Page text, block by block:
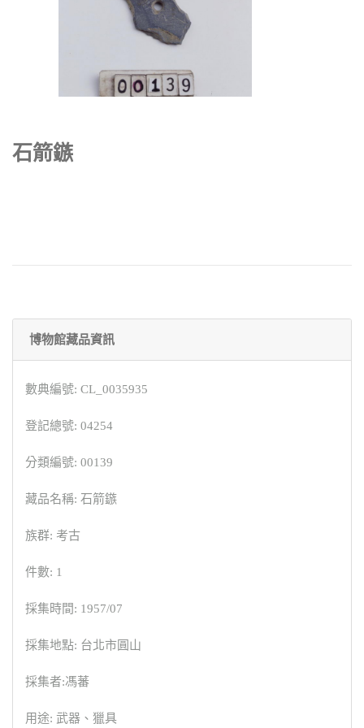
石箭鏃
博物館藏品資訊
數典編號: CL_0035935
登記總號: 04254
分類編號: 00139
藏品名稱: 石箭鏃
族群: 考古
件數: 1
採集時間: 1957/07
採集地點: 台北市圓山
採集者:馮蕃
用途: 武器、獵具